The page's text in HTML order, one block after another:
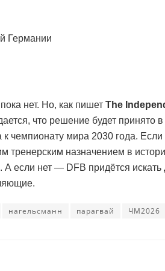
Германии
нет. Но, как пишет The
что решение будет принято
чемпионату мира 2030 года. Если
тренерским назначением в
если нет — DFB придётся искать
нагельсманн парагвай ЧМ2026